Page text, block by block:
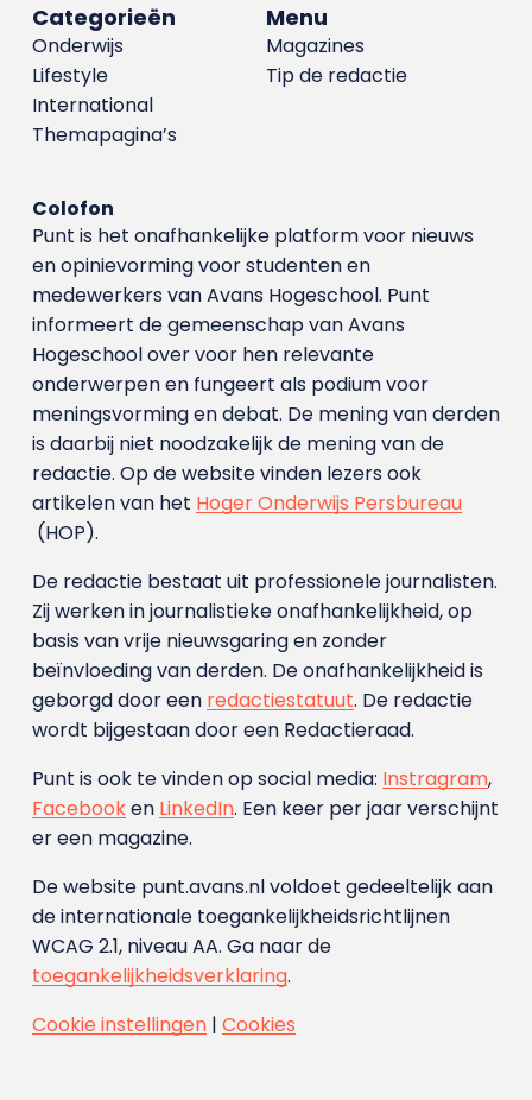
Menu
Magazines
Tip de redactie
Categorieën
Onderwijs
Lifestyle
International
Themapagina’s
Colofon
Punt is het onafhankelijke platform voor nieuws
en opinievorming voor studenten en
medewerkers van Avans Hoge­school. Punt
informeert de gemeenschap van Avans
Hogeschool over voor hen relevante
onderwerpen en fungeert als podium voor
meningsvorming en debat. De mening van derden
is daarbij niet noodzakelijk de mening van de
redactie. Op de website vinden lezers ook
artikelen van het Hoger Onderwijs Persbureau
(HOP).
De redactie bestaat uit professionele journalisten.
Zij werken in journalistieke onafhankelijkheid, op
basis van vrije nieuwsgaring en zonder
beïnvloeding van derden. De onafhankelijkheid is
geborgd door een redactiestatuut. De redactie
wordt bijgestaan door een Redactieraad.
Punt is ook te vinden op social media: Instragram,
Facebooken LinkedIn. Een keer per jaar verschijnt
er een magazine.
De website punt.avans.nl voldoet gedeeltelijk aan
de internationale toegankelijkheidsrichtlijnen
WCAG 2.1, niveau AA. Ga naar de
toegankelijkheidsverklaring.
Cookie instellingen| Cookies